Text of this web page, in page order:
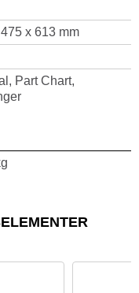
x 613 mm
Part Chart,